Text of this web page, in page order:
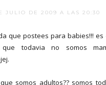
JULIO DE 2009 A LAS 20:30
que postees para babies!!! es
todavia no somos
somos adultos?? somos